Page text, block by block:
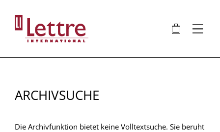
Inhalt
🛍 ⋮
ARCHIVSUCHE
Die Archivfunktion bietet keine Volltextsuche. Sie beruht